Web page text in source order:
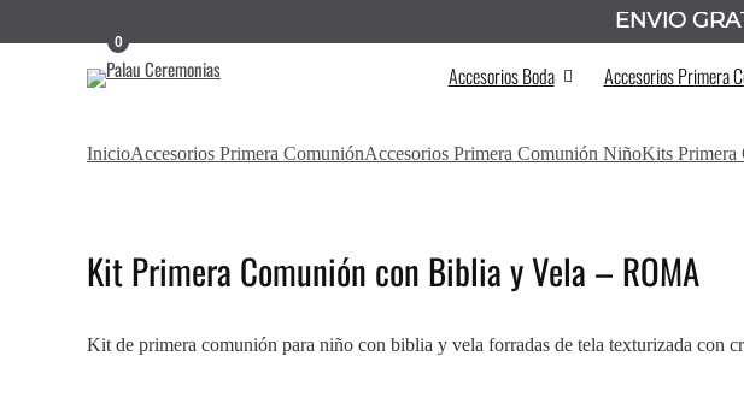
ENVÍO
Accesorios Boda Accesorios Primera
0
InicioAccesorios Primera ComuniónAccesorios Primera Comunión NiñoKits Primera
Kit Primera Comunión con Biblia y Vela – ROMA
Kit de primera comunión para niño con biblia y vela forradas de tela texturizada con